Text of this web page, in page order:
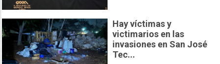
Hay víctimas y
victimarios en las
invasiones en San José
Tec...